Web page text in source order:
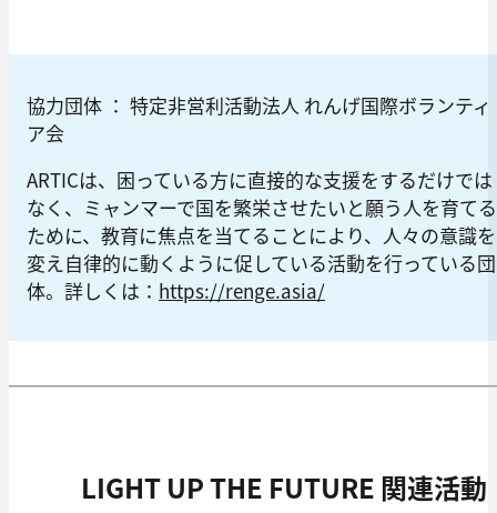
協力団体 ： 特定非営利活動法人 れんげ国際ボランティ
ア会
ARTICは、困っている方に直接的な支援をするだけでは
なく、ミャンマーで国を繁栄させたいと願う人を育てる
ために、教育に焦点を当てることにより、人々の意識を
変え自律的に動くように促している活動を行っている団
体。詳しくは： https://renge.asia/
LIGHT UP THE FUTURE 関連活動